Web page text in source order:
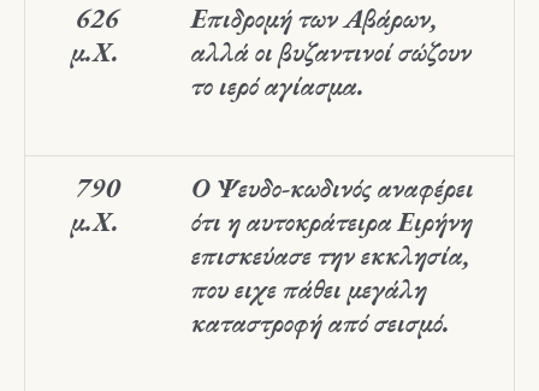
626
μ.Χ.
Επιδρομή των Αβάρων,
αλλά οι βυζαντινοί σώζουν
το ιερό αγίασμα.
790
μ.Χ.
Ο Ψευδο-κωδινός αναφέρει
ότι η αυτοκράτειρα Ειρήνη
επισκεύασε την εκκλησία,
που ειχε πάθει μεγάλη
καταστροφή από σεισμό.